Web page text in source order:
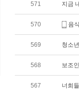
571 지금
570 음식
569 청소
568 보조
567 너희